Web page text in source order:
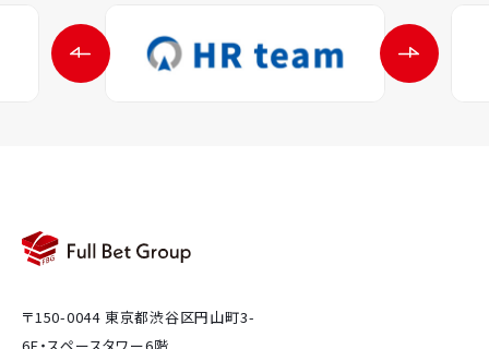
〒150-0044 東京都渋谷区円山町3-